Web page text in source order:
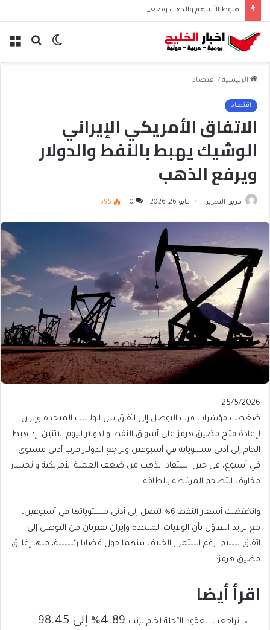
هبوط الأسهم والذهب وصعود النفط يعقّد مسار الفدرالي
بحث الوضع
الرئيسية / اقتصاد
اقتصاد
الاتفاق الأمريكي الإيراني
الوشيك يهبط بالنفط والدولار
ويرفع الذهب
فريق التحرير مايو 26, 2026 0
595
Published
On
25/5/2026
25/5/2026
ضغطت مؤشرات قرب التوصل إلى اتفاق بين الولايات المتحدة وإيران
لإعادة فتح مضيق هرمز على أسواق النفط والدولار اليوم الاثنين، إذ هبط
الخام إلى أدنى مستوياته في أسبوعين وتراجع الدولار قرب أدنى مستوى
في أسبوع، في حين استفاد الذهب من ضعف العملة الأمريكية وانحسار
مخاوف التضخم المرتبطة بالطاقة.
وانخفضت أسعار النفط 6% لتصل إلى أدنى مستوياتها في أسبوعين،
مع تزايد التفاؤل بأن الولايات المتحدة وإيران تقتربان من التوصل إلى
اتفاق سلام، رغم استمرار الخلاف بينهما حول قضايا رئيسية، منها إغلاق
مضيق هرمز:
اقرأ أيضا
end
تراجعت العقود الآجلة لخام برنت
4.89% إلى 98.45